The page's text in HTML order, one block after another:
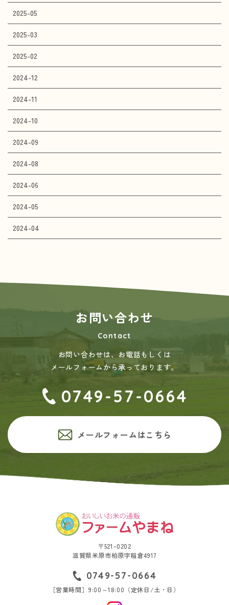
2025-05
2025-03
2025-02
2024-12
2024-11
2024-10
2024-09
2024-08
2024-06
2024-05
2024-04
お問い合わせ
Contact
お問い合わせは、お電話もしくは
メールフォームから承っております。
0749-57-0664
メールフォームはこちら
〒521-0202
滋賀県米原市柏原字稲倉4917
0749-57-0664
［営業時間］9:00～18:00（定休日/土・日）